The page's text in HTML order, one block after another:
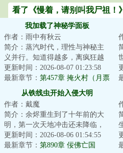
看了《慢着，请别叫我尸祖！
我加载了神秘学面板
作者：雨中有秋云
简介：蒸汽时代，理性与神秘主
义并行。知道得越多，离疯狂越
近，这是帷幕后的共识。李察不
信这个。或者说...
更新时间：2026-08-07 01:23:58
最新章节： 第457章 掩火村（月票
加更12）
从铁线虫开始入侵大明
作者：戴魔
简介：余烬重生到了十年前的大
明，第一次天地冲击还未降临，
万妖没有彻底复苏，倭寇还未彻
底携百鬼登陆，...
更新时间：2026-08-06 01:54:55
最新章节： 第890章 佞佛亡国